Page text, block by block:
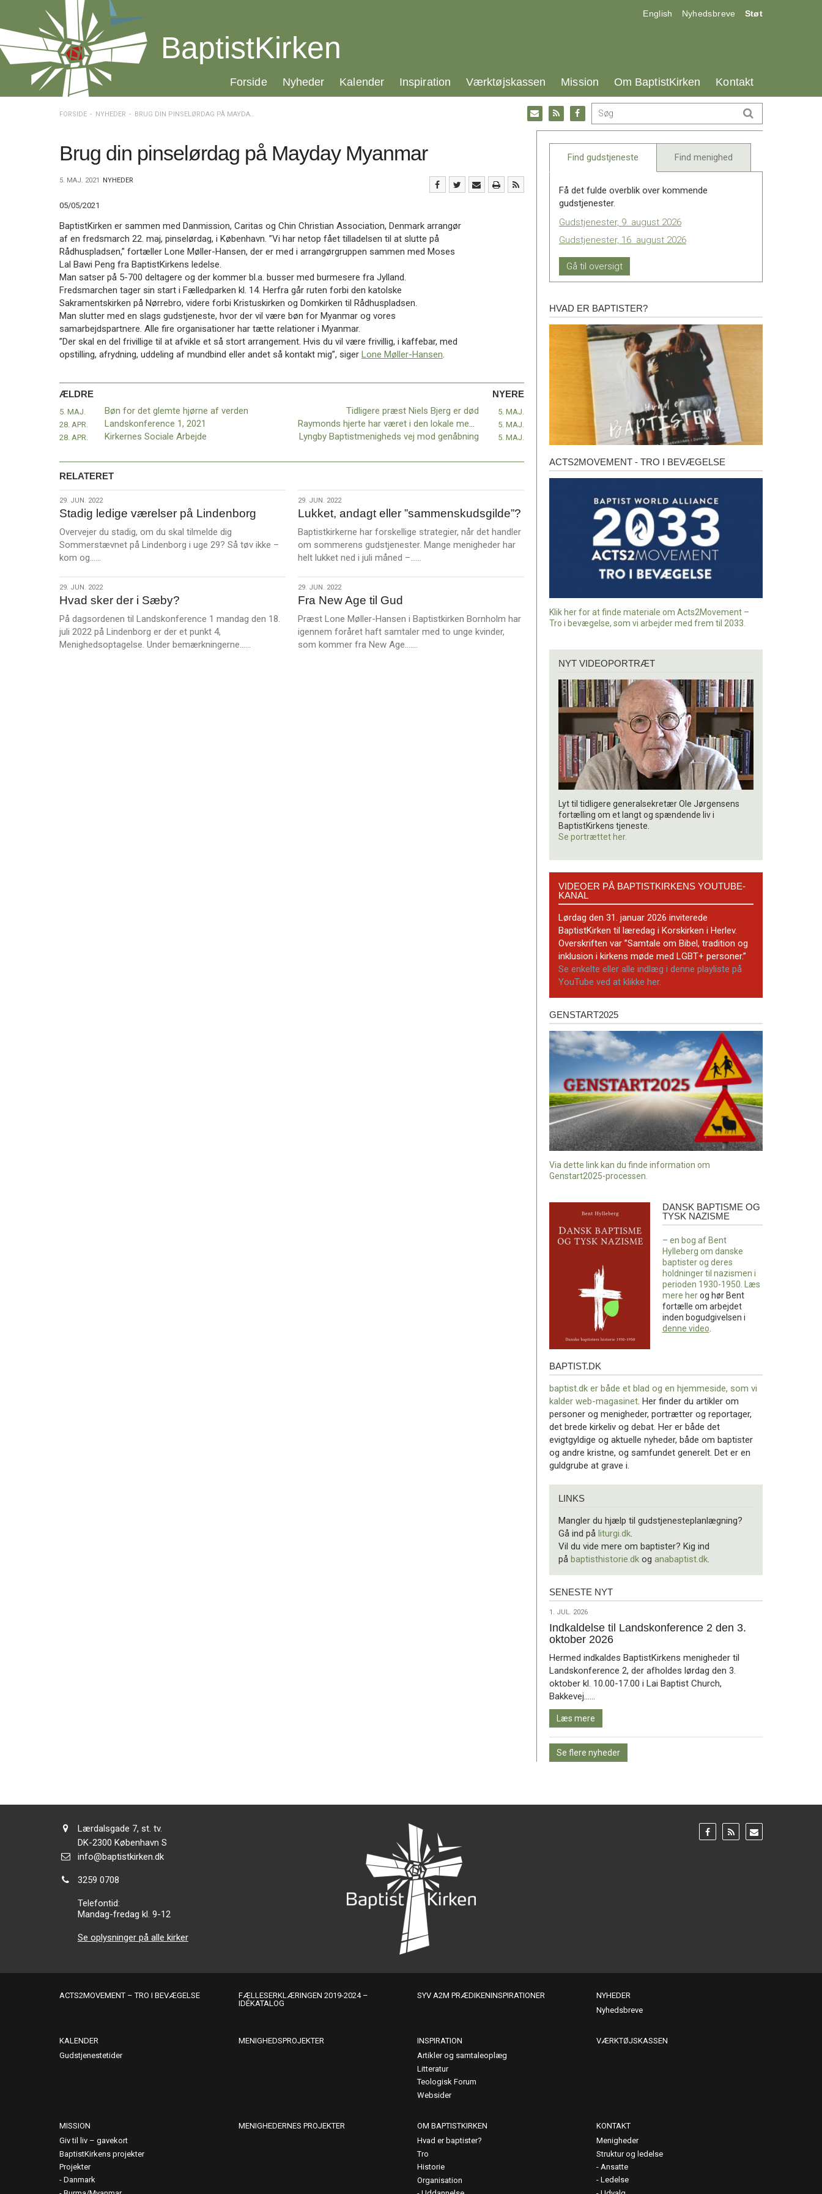
over
og
gå
Vend
tilbage
Værktøjskassen
BaptistKirken
Inspiration
Værktøjskassen
BaptistKirken
17.0:
English 18.0:
Nyhedsbreve 19.0:
Støt
BaptistKirken
20.0:
Forside 21.0:
Nyheder 22.0:
Kalender 23.0:
Inspiration 24.0:
Værktøjskassen 25.0:
Mission 26.0:
Om BaptistKirken 27.0:
Kontakt
FORSIDE NYHEDER BRUG DIN PINSELØRDAG PÅ MAYDAY MYANMAR
Gå
til:
Facebook
Gå
til:
RSS
feed
Gå
til:
Email
Brug din pinselørdag på Mayday Myanmar
5. MAJ. 2021 NYHEDER
05/05/2021
BaptistKirken er sammen med Danmission, Caritas og Chin Christian Association, Denmark arrangør
af en fredsmarch 22. maj, pinselørdag, i København. ”Vi har netop fået tilladelsen til at slutte på
Rådhuspladsen,” fortæller Lone Møller-Hansen, der er med i arrangørgruppen sammen med Moses
Lal Bawi Peng fra BaptistKirkens ledelse.
Man satser på 5-700 deltagere og der kommer bl.a. busser med burmesere fra Jylland.
Fredsmarchen tager sin start i Fælledparken kl. 14. Herfra går ruten forbi den katolske
Sakramentskirken på Nørrebro, videre forbi Kristuskirken og Domkirken til Rådhuspladsen.
Man slutter med en slags gudstjeneste, hvor der vil være bøn for Myanmar og vores
samarbejdspartnere. Alle fire organisationer har tætte relationer i Myanmar.
”Der skal en del frivillige til at afvikle et så stort arrangement. Hvis du vil være frivillig, i kaffebar, med
opstilling, afrydning, uddeling af mundbind eller andet så kontakt mig”, siger Lone Møller-Hansen.
ÆLDRE
5. MAJ. Bøn for det glemte hjørne af verden
28. APR. Landskonference 1, 2021
28. APR. Kirkernes Sociale Arbejde
NYERE
Tidligere præst Niels Bjerg er død 5. MAJ.
Raymonds hjerte har været i den lokale menighed 5. MAJ.
Lyngby Baptistmenigheds vej mod genåbning 5. MAJ.
RELATERET
29.
jun.
2022
29. JUN. 2022
Stadig ledige værelser på Lindenborg
Overvejer du stadig, om du skal tilmelde dig
Sommerstævnet på Lindenborg i uge 29? Så tøv ikke –
kom og……
s
m
r
e
29.
jun.
2022
29. JUN. 2022
Lukket, andagt eller ”sammenskudsgilde”?
Baptistkirkerne har forskellige strategier, når det handler
om sommerens gudstjenester. Mange menigheder har
helt lukket ned i juli måned –……
r
e
29.
jun.
2022
29. JUN. 2022
Hvad sker der i Sæby?
På dagsordenen til Landskonference 1 mandag den 18.
juli 2022 på Lindenborg er der et punkt 4,
Menighedsoptagelse. Under bemærkningerne……
29.
jun.
2022
29. JUN. 2022
Fra New Age til Gud
Præst Lone Møller-Hansen i Baptistkirken Bornholm har
igennem foråret haft samtaler med to unge kvinder,
som kommer fra New Age.……
Find gudstjeneste Find menighed
Få det fulde overblik over kommende
gudstjenester.
Gudstjenester, 9. august 2026
Gudstjenester, 16. august 2026
Gå til oversigt
Hvad
er
baptister?
HVAD ER BAPTISTER?
Acts2Movement
ACTS2MOVEMENT - TRO I BEVÆGELSE
Klik her for at finde materiale om Acts2Movement –
Tro i bevægelse, som vi arbejder med frem til 2033.
videoportræt
NYT VIDEOPORTRÆT
Lyt til tidligere generalsekretær Ole Jørgensens
fortælling om et langt og spændende liv i
BaptistKirkens tjeneste.
Se portrættet her.
BaptistKirkens
YouTube-
kanal
VIDEOER PÅ BAPTISTKIRKENS YOUTUBE-
KANAL
Lørdag den 31. januar 2026 inviterede
BaptistKirken til læredag i Korskirken i Herlev.
Overskriften var ”Samtale om Bibel, tradition og
inklusion i kirkens møde med LGBT+ personer.”
Se enkelte eller alle indlæg i denne playliste på
YouTube ved at klikke her.
Genstart2025
GENSTART2025
Via dette link kan du finde information om
Genstart2025-processen.
tysk
DANSK BAPTISME OG
TYSK NAZISME
– en bog af Bent
Hylleberg om danske
baptister og deres
holdninger til nazismen i
perioden 1930-1950. Læs
mere herog hør Bent
fortælle om arbejdet
inden bogudgivelsen i
denne video.
baptist.dk
BAPTIST.DK
baptist.dk er både et blad og en hjemmeside, som vi
kalder web-magasinet . Her finder du artikler om
personer og menigheder, portrætter og reportager,
det brede kirkeliv og debat. Her er både det
evigtgyldige og aktuelle nyheder, både om baptister
og andre kristne, og samfundet generelt. Det er en
guldgrube at grave i.
LINKS
Mangler du hjælp til gudstjenesteplanlægning?
Gå ind på liturgi.dk
Vil du vide mere om baptister? Kig ind
på baptisthistorie.dk og anabaptist.dk
Seneste
SENESTE NYT
1.
jul.
2026
1. JUL. 2026
Indkaldelse til Landskonference 2 den 3.
oktober 2026
Hermed indkaldes BaptistKirkens menigheder til
Landskonference 2, der afholdes lørdag den 3.
oktober kl. 10.00-17.00 i Lai Baptist Church,
Bakkevej……
mere
Læs mere
Se flere nyheder
Adresse:
Lærdalsgade 7, st. tv.
Adresse:
DK-2300 København S
Send
info@baptistkirken.dk
Tlf.:
3259 0708
Telefontid:
Mandag-fredag kl. 9-12
Se oplysninger på alle kirker
Gå
til:
Gå
til:
Gå
til:
ACTS2MOVEMENT – TRO I BEVÆGELSE
FÆLLESERKLÆRINGEN 2019-2024 –
IDÉKATALOG
SYV A2M PRÆDIKENINSPIRATIONER
NYHEDER
Nyhedsbreve
KALENDER
Gudstjenestetider
MENIGHEDSPROJEKTER
INSPIRATION
Artikler og samtaleoplæg
Litteratur
Teologisk Forum
Websider
VÆRKTØJSKASSEN
MISSION
Giv til liv – gavekort
BaptistKirkens projekter
Projekter
Danmark
MENIGHEDERNES PROJEKTER
OM BAPTISTKIRKEN
Hvad er baptister?
Tro
Historie
Organisation
KONTAKT
Menigheder
Struktur og ledelse
Ansatte
Ledelse